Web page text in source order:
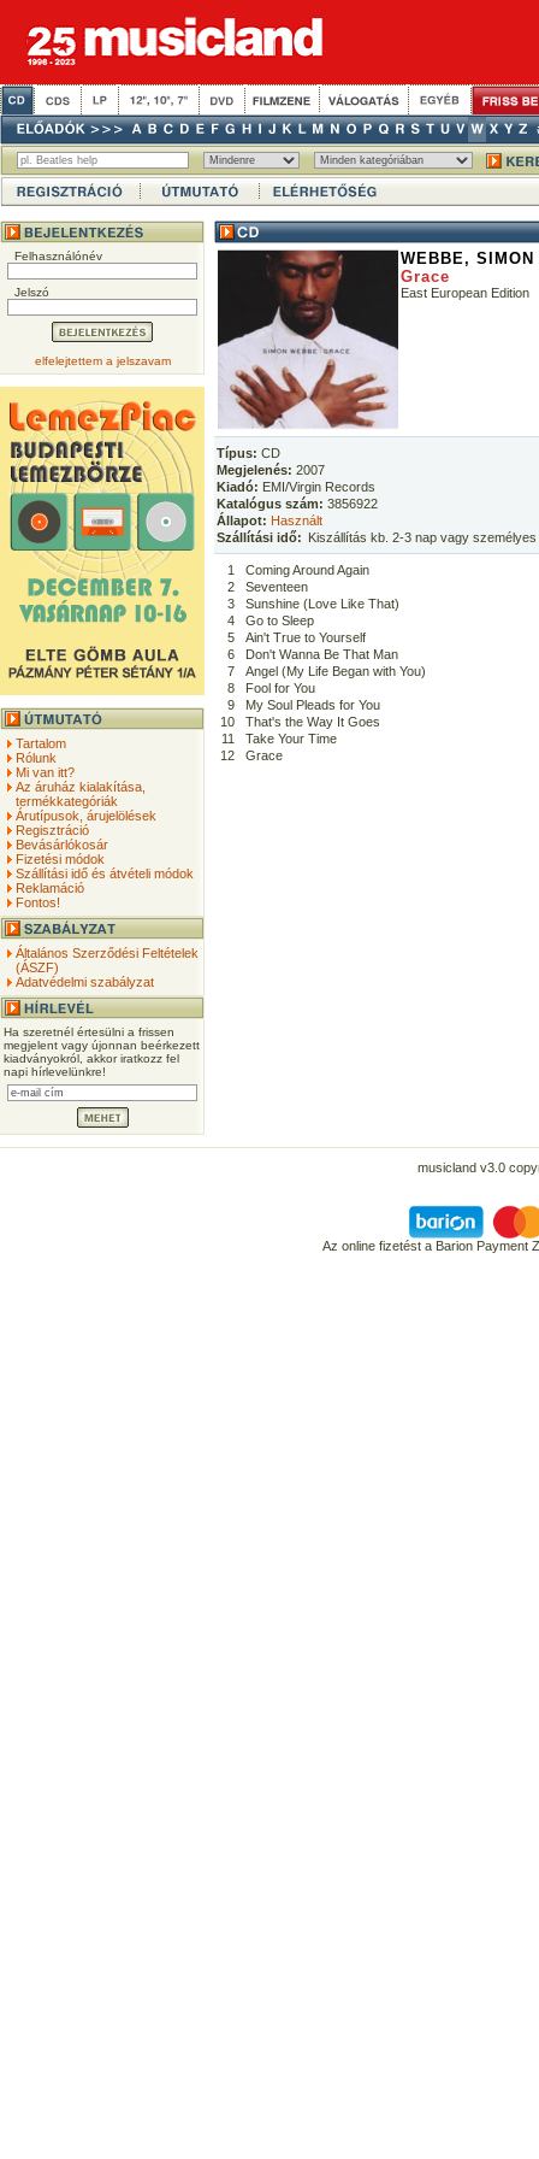
Felhasználónév
Jelszó
elfelejtettem a jelszavam
Tartalom
Rólunk
Mi van itt?
Az áruház kialakítása,
termékkategóriák
Árutípusok, árujelölések
Regisztráció
Bevásárlókosár
Fizetési módok
Szállítási idő és átvételi módok
Reklamáció
Fontos!
Általános Szerződési Feltételek
(ÁSZF)
Adatvédelmi szabályzat
Ha szeretnél értesülni a frissen
megjelent vagy újonnan beérkezett
kiadványokról, akkor iratkozz fel
napi hírlevelünkre!
WEBBE, SIMON
Grace
East European Edition
Típus: CD
Megjelenés: 2007
Kiadó: EMI/Virgin Records
Katalógus szám: 3856922
Állapot: Használt
Szállítási idő: Kiszállítás kb. 2-3 nap vagy
1
Coming Around Again
2
Seventeen
3
Sunshine (Love Like That)
4
Go to Sleep
5
Ain't True to Yourself
6
Don't Wanna Be That Man
7
Angel (My Life Began with You)
8
Fool for You
9
My Soul Pleads for You
10
That's the Way It Goes
11
Take Your Time
12
Grace
musicland v3.0
Az online fizetést a Barion Payment